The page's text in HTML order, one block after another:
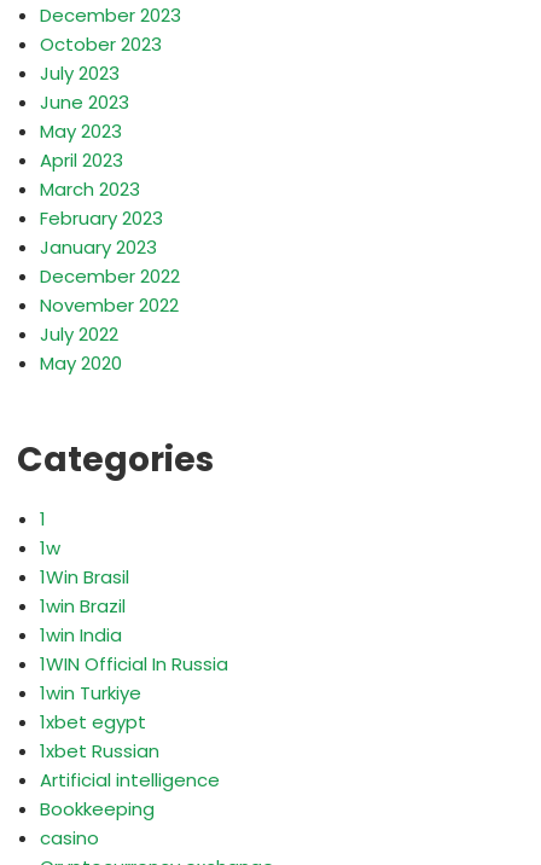
December 2023
October 2023
July 2023
June 2023
May 2023
April 2023
March 2023
February 2023
January 2023
December 2022
November 2022
July 2022
May 2020
Categories
1
1w
1Win Brasil
1win Brazil
1win India
1WIN Official In Russia
1win Turkiye
1xbet egypt
1xbet Russian
Artificial intelligence
Bookkeeping
casino